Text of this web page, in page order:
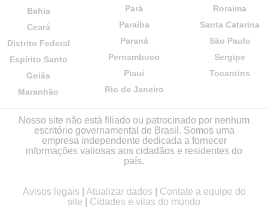
Bahia
Ceará
Distrito Federal
Espírito Santo
Goiás
Maranhão
Pará
Paraíba
Paraná
Pernambuco
Piauí
Rio de Janeiro
Roraima
Santa Catarina
São Paulo
Sergipe
Tocantins
Nosso site não está filiado ou patrocinado por nenhum
escritório governamental de Brasil. Somos uma
empresa independente dedicada a fornecer
informações valiosas aos cidadãos e residentes do
país.
Avisos legais Atualizar dados
Contate a equipe do
site
Cidades e vilas do mundo